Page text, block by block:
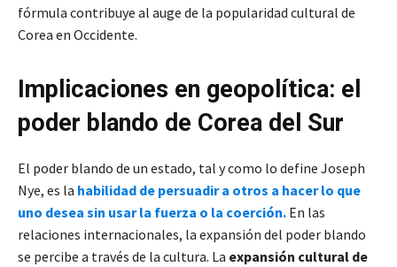
fórmula contribuye al auge de la popularidad cultural de
Corea en Occidente.
Implicaciones en geopolítica: el
poder blando de Corea del Sur
El poder blando de un estado, tal y como lo define Joseph
Nye, es la habilidad de persuadir a otros a hacer lo que
uno desea sin usar la fuerza o la coerción. En las
relaciones internacionales, la expansión del poder blando
se percibe a través de la cultura. La expansión cultural de